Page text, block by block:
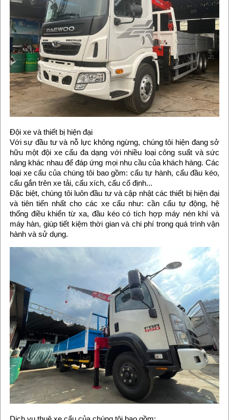
Đội xe và thiết bị hiện đại
Với sự đầu tư và nỗ lực không ngừng, chúng tôi hiện đang sở
hữu một đội xe cẩu đa dạng với nhiều loại công suất và sức
nâng khác nhau để đáp ứng mọi nhu cầu của khách hàng. Các
loại xe cẩu của chúng tôi bao gồm: cẩu tự hành, cẩu đầu kéo,
cẩu gắn trên xe tải, cẩu xích, cẩu cố định...
Đặc biệt, chúng tôi luôn đầu tư và cập nhật các thiết bị hiện đại
và tiên tiến nhất cho các xe cẩu như: cần cẩu tự động, hệ
thống điều khiển từ xa, đầu kéo có tích hợp máy nén khí và
máy hàn, giúp tiết kiệm thời gian và chi phí trong quá trình vận
hành và sử dụng.